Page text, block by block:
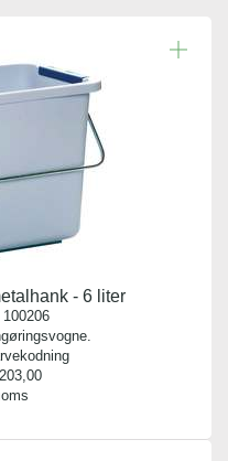
- 6 liter
100206
203,00